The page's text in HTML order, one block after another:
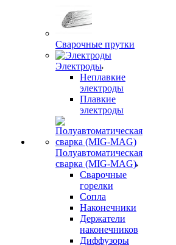
Сварочные прутки
Электроды
Неплавкие
электроды
Плавкие
электроды
Полуавтоматическая
сварка (MIG-MAG)
Сварочные
горелки
Сопла
Наконечники
Держатели
наконечников
Диффузоры